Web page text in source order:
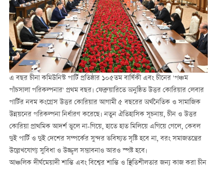
এ বছর চীনা কমিউনিস্ট পার্টি প্রতিষ্ঠার ১০৫তম বার্ষিকী এবং চীনের 'পঞ্চম
পাঁচসালা পরিকল্পনার' প্রথম বছর। ফেব্রুয়ারিতে অনুষ্ঠিত উত্তর কোরিয়ার লেবার
পার্টির নবম কংগ্রেস উত্তর কোরিয়ার আগামী ৫ বছরের অর্থনৈতিক ও সামাজিক
উন্নয়নের পরিকল্পনা নির্ধারণ করেছে। নতুন ঐতিহাসিক সূচনায়, চীন ও উত্তর
কোরিয়া প্রাথমিক আদর্শ ভুলে না-গিয়ে, হাতে হাত মিলিয়ে এগিয়ে গেলে, কেবল
দুই পার্টি ও দুই দেশের সম্পর্কের সুন্দর ভবিষ্যত সৃষ্টি হবে না, বরং সমাজতন্ত্রের
উল্লেখযোগ্য সুবিধা ও উজ্জ্বল সম্ভাবনাও আরও স্পষ্ট হবে।
আঞ্চলিক দীর্ঘমেয়াদী শান্তি এবং বিশ্বের শান্তি ও স্থিতিশীলতার জন্য কাজ করা চীন